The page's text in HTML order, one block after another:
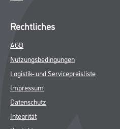
Rechtliches
AGB
Nutzungsbedingungen
Logistik- und Servicepreisliste
Impressum
Datenschutz
Integrität